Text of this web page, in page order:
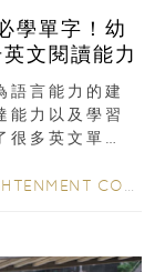
學單字！幼
文閱讀能力
語言能力的建
能力以及學習
很多英文單
CORNER